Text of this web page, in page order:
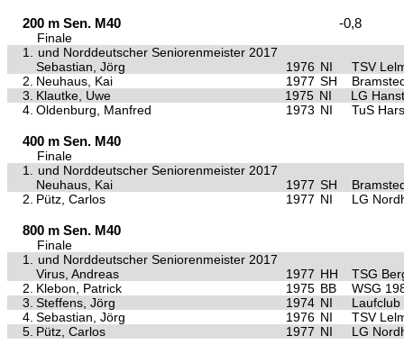
200 m Sen. M40 -0,8
Finale
1.
und Norddeutscher Seniorenmeister 2017
Sebastian, Jörg
1976 NI
TSV
2. Neuhaus, Kai 1977 SH
3. Klautke, Uwe 1975 NI
LG
4. Oldenburg, Manfred 1973 NI TuS
400 m Sen. M40
Finale
1.
und Norddeutscher Seniorenmeister 2017
Neuhaus, Kai
1977 SH
2. Pütz, Carlos 1977 NI LG
800 m Sen. M40
Finale
1.
und Norddeutscher Seniorenmeister 2017
Virus, Andreas
1977 HH
TSG
2. Klebon, Patrick 1975 BB
WSG
3. Steffens, Jörg 1974 NI
Laufclub
4. Sebastian, Jörg 1976 NI
TSV
5. Pütz, Carlos 1977 NI LG